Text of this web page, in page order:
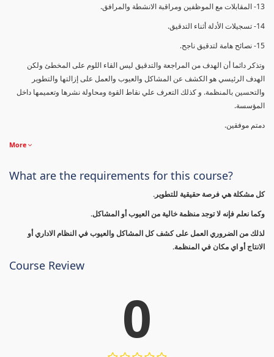
13- المقابلات مع الموظفين ومراقبة الانشطة والمرافق.
14- تسجيلات الأدلة أثناء التدقيق.
15- نصائح هامة لتدقيق ناجح.
وتذكر دائما أن الهدف من المراجعة والتدقيق ليس القاء اللوم على المخطئ ولكن
الهدف الرئيسي هو الكشف عن المشاكل والعيوب والعمل على إزالتها والتطوير
والتحسين بالمنظمة. و كذلك التعرف علي نقاط القوة ومحاولة نشرها وتعميمها داخل
المؤسسة.
دمتم موفقين.
More
What are the requirements for this course?
كل مشكلة هي فرصة حقيقية للتطوير.
وكما نعلم فإنه لا توجد منظمة خالية من العيوب أو المشاكل.
لذلك من الضروري العمل على كشف كل المشاكل والعيوب في النظام الاداري أو
الانتاج أو اي مكان في المنظمة.
Course Review
0